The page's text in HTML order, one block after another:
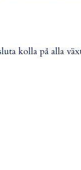
kolla på alla